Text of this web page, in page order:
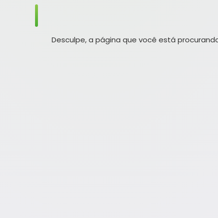
Desculpe, a página que você está